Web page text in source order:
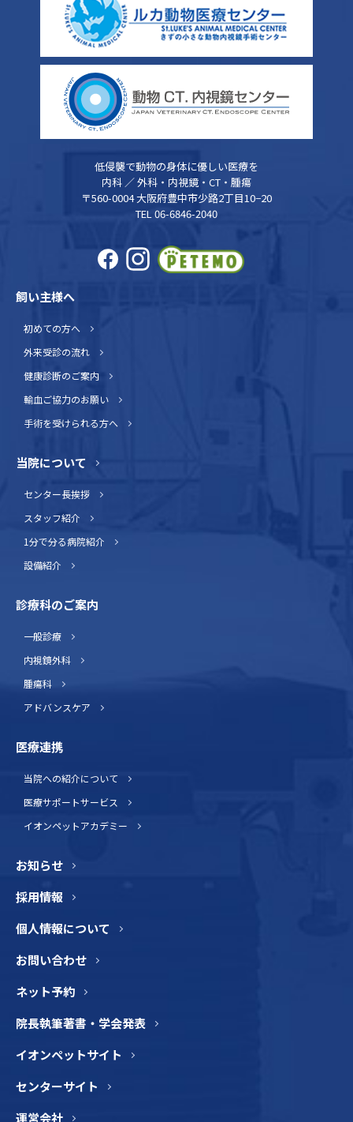
低侵襲で動物の身体に優しい医療を
内科 ／ 外科・内視鏡・CT・腫瘍
〒560-0004 大阪府豊中市少路2丁目10−20
TEL 06-6846-2040
飼い主様へ
初めての方へ
外来受診の流れ
健康診断のご案内
輸血ご協力のお願い
手術を受けられる方へ
当院について
センター長挨拶
スタッフ紹介
1分で分る病院紹介
設備紹介
診療科のご案内
一般診療
内視鏡外科
腫瘍科
アドバンスケア
医療連携
当院への紹介について
医療サポートサービス
イオンペットアカデミー
お知らせ
採用情報
個人情報について
お問い合わせ
ネット予約
院長執筆著書・学会発表
イオンペットサイト
センターサイト
運営会社